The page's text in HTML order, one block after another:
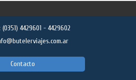
(0351) 4429601 - 4429602
Contacto